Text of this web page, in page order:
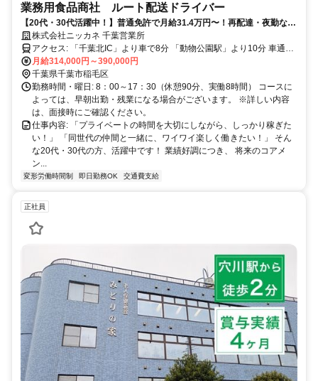
業務用食品商社 ルート配送ドライバー
【20代・30代活躍中！】普通免許で月給31.4万円〜！再配達・夜勤なし
のルート配送ドライバー
株式会社ニッカネ 千葉営業所
アクセス: 「千葉北IC」より車で8分 「動物公園駅」より10分 車通勤
OK（無料駐車場完備） ※首都圏勤務者には、 首都圏エリア手当
（25,000円/月）あり
月給314,000円～390,000円
千葉県千葉市稲毛区
勤務時間・曜日: 8：00～17：30（休憩90分、実働8時間） コースに
よっては、早朝出勤・残業になる場合がございます。 ※詳しい内容
は、面接時にご確認ください。
仕事内容: 「プライベートの時間を大切にしながら、しっかり稼ぎた
い！」 「同世代の仲間と一緒に、ワイワイ楽しく働きたい！」 そん
な20代・30代の方、活躍中です！ 業績好調につき、 将来のコアメ
ン...
変形労働時間制 即日勤務OK 交通費支給
正社員